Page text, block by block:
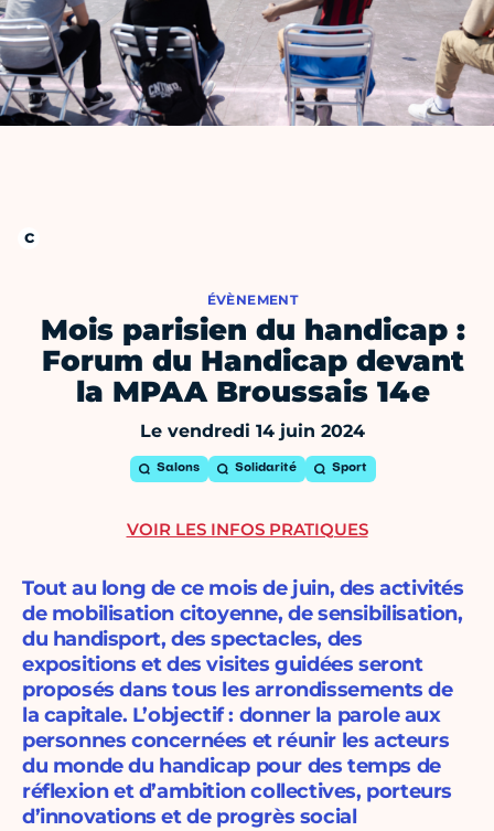
ÉVÈNEMENT
Mois parisien du handicap :
Forum du Handicap devant
la MPAA Broussais 14e
Le vendredi 14 juin 2024
Salons Solidarité Sport
Tout au long de ce mois de juin, des activités
de mobilisation citoyenne, de sensibilisation,
du handisport, des spectacles, des
expositions et des visites guidées seront
proposés dans tous les arrondissements de
la capitale. L’objectif : donner la parole aux
personnes concernées et réunir les acteurs
du monde du handicap pour des temps de
réflexion et d’ambition collectives, porteurs
d’innovations et de progrès social
VOIR LES INFOS PRATIQUES